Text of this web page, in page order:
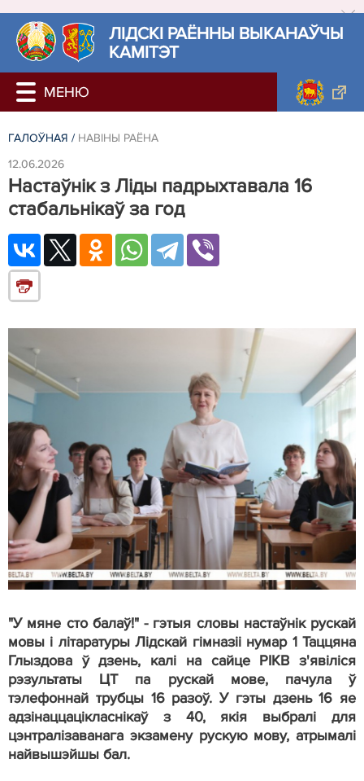
ЛIДСКI РАЁННЫ ВЫКАНАЎЧЫ
КАМІТЭТ
ГАЛОЎНАЯ / НАВIНЫ РАЁНА
12.06.2026
Настаўнік з Ліды падрыхтавала 16
стабальнікаў за год
"У мяне сто балаў!" - гэтыя словы настаўнік рускай
мовы і літаратуры Лідскай гімназіі нумар 1 Таццяна
Глыздова ў дзень, калі на сайце РІКВ з'явіліся
рэзультаты ЦТ па рускай мове, пачула ў
тэлефоннай трубцы 16 разоў. У гэты дзень 16 яе
адзінаццацікласнікаў з 40, якія выбралі для
цэнтралізаванага экзамену рускую мову, атрымалі
найвышэйшы бал.